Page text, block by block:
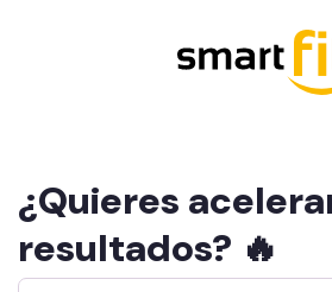
¿Quieres
resultados? 🔥